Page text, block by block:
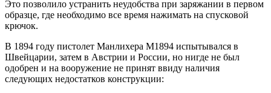
Это позволило устранить неудобства при заряжании в первом
образце, где необходимо все время нажимать на спусковой
крючок.
В 1894 году пистолет Манлихера M1894 испытывался в
Швейцарии, затем в Австрии и России, но нигде не был
одобрен и на вооружение не принят ввиду наличия
следующих недостатков конструкции: